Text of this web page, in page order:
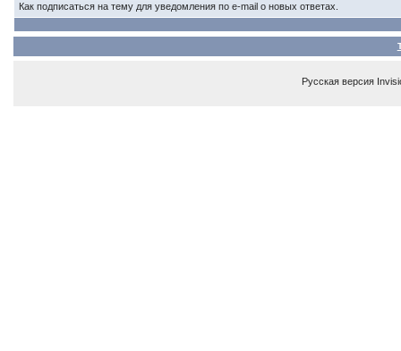
Как подписаться на тему для уведомления по e-mail о новых ответах.
Русская версия